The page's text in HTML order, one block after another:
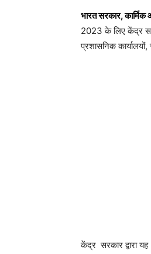
भारत सरकार, कार्मिक
2023 के लिए केंद्र
प्रशासनिक
केंद्र सरकार द्वारा